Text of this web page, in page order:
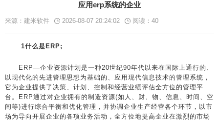
应用erp系统的企业
来源：建米软件 2026-08-07 20:24:02 阅读： 40
1什么是ERP;
ERP—企业资源计划是一种20世纪90年代以来在国际上通行的、
以现代化的先进管理思想为基础的、应用现代信息技术的管理系统，
它为企业提供了决策、计划、控制和经营业绩评估全方位的管理平
台。ERP通过对企业拥有的制造资源(如人、财、物、信息、时间、空
间等)进行综合平衡和优化管理，并协调企业生产经营各个环节，以市
场为导向开展企业的各项业务活动，全方位地提高企业在激烈的市场